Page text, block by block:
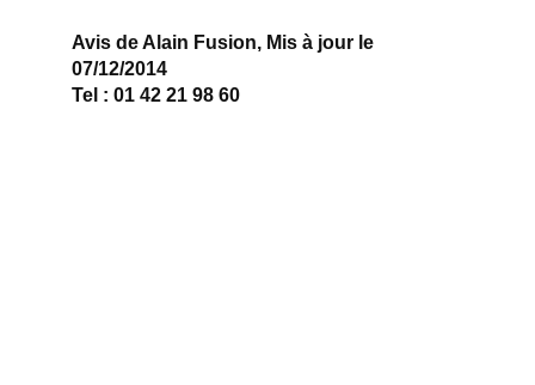
Avis de Alain Fusion, Mis à jour le
07/12/2014
Tel : 01 42 21 98 60